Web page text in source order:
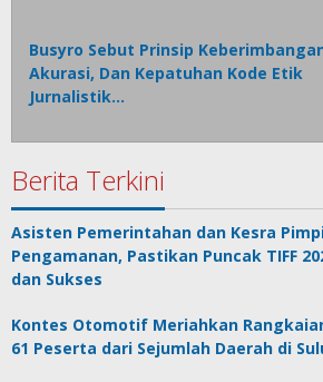
Busyro Sebut Prinsip
Akurasi, Dan Kepatuhan Kode Etik
Jurnalistik…
Berita Terkini
Asisten Pemerintahan dan Kesra
Pengamanan, Pastikan Puncak TIFF
dan Sukses
Kontes Otomotif Meriahkan
61 Peserta dari Sejumlah Daerah di